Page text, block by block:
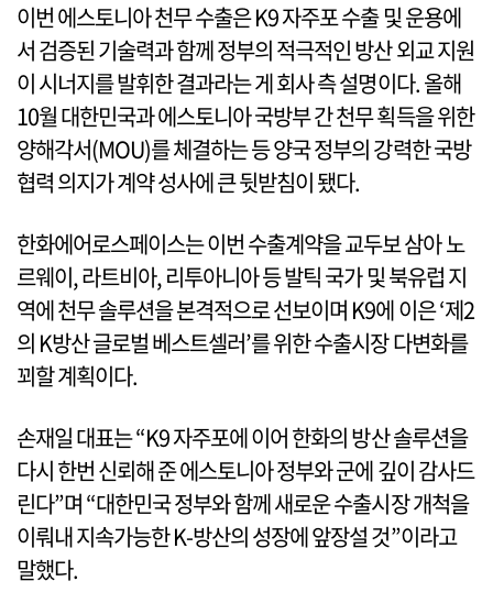
이번 에스토니아 천무 수출은 K9 자주포 수출 및 운용에
서 검증된 기술력과 함께 정부의 적극적인 방산 외교 지원
이 시너지를 발휘한 결과라는 게 회사 측 설명이다. 올해
10월 대한민국과 에스토니아 국방부 간 천무 획득을 위한
양해각서(MOU)를 체결하는 등 양국 정부의 강력한 국방
협력 의지가 계약 성사에 큰 뒷받침이 됐다.
한화에어로스페이스는 이번 수출계약을 교두보 삼아 노
르웨이, 라트비아, 리투아니아 등 발틱 국가 및 북유럽 지
역에 천무 솔루션을 본격적으로 선보이며 K9에 이은 ‘제2
의 K방산 글로벌 베스트셀러’를 위한 수출시장 다변화를
꾀할 계획이다.
손재일 대표는 “K9 자주포에 이어 한화의 방산 솔루션을
다시 한번 신뢰해 준 에스토니아 정부와 군에 깊이 감사드
린다”며 “대한민국 정부와 함께 새로운 수출시장 개척을
이뤄내 지속가능한 K-방산의 성장에 앞장설 것”이라고
말했다.